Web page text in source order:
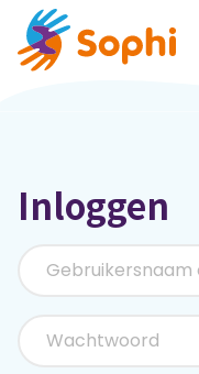
Thema's
Uit het hart
Inloggen